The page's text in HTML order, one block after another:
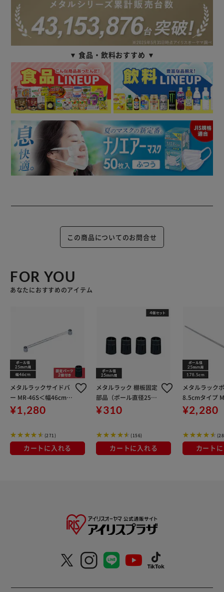
▼ 食品・飲料おすすめ ▼
この商品についてのお問合せ
FOR YOU
あなたにおすすめのアイテム
メタルラックサイドバ
ー MR-46S＜幅46cmの
棚板に対応＞
¥1,280
(271)
カートに入れる
メタルラック 棚板固定
部品（ポール直径25m
m） MR-4K 4個入
¥310
(156)
カートに入れる
メタルラック
8.5cmタイプ
¥2,280
カート